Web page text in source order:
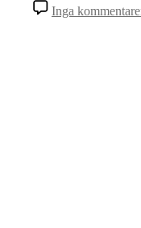
Inga